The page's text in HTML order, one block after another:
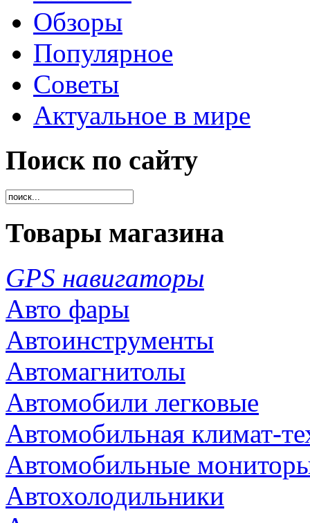
Обзоры
Популярное
Советы
Актуальное в мире
Поиск по сайту
Товары магазина
GPS навигаторы
Авто фары
Автоинструменты
Автомагнитолы
Автомобили легковые
Автомобильная климат-
Автомобильные
Автохолодильники